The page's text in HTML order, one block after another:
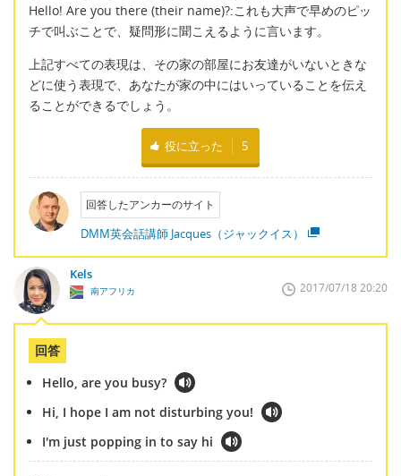
Hello! Are you there (their name)?:これも大声で早めのピッ
チで叫ぶことで、疑問形に聞こえるように言います。
上記すべての表現は、その家の部屋にお友達がいないときな
どに使う表現で、あなたが家の中にはいっていることを伝え
ることができるでしょう。
役に立った 5
回答したアンカーのサイト
DMM英会話講師 Jacques（ジャックイス）
Kels
南アフリカ 2017/07/18 20:20
回答
Hello, are you busy?
Hi, I hope I am not disturbing you!
I'm just popping in to say hi